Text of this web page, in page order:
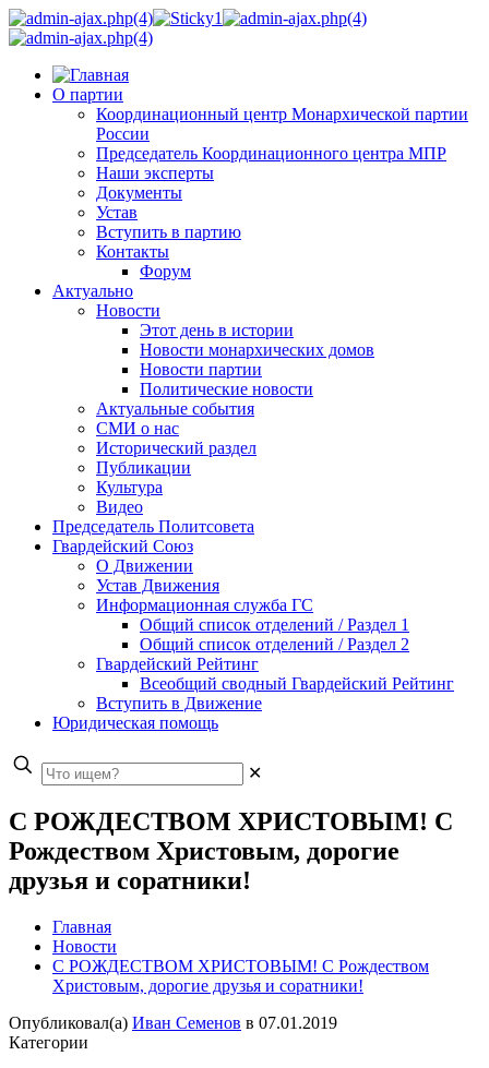
О партии
Координационный центр Монархической партии
России
Председатель Координационного центра МПР
Наши эксперты
Документы
Устав
Вступить в партию
Контакты
Форум
Актуально
Новости
Этот день в истории
Новости монархических домов
Новости партии
Политические новости
Актуальные события
СМИ о нас
Исторический раздел
Публикации
Культура
Видео
Председатель Политсовета
Гвардейский Союз
О Движении
Устав Движения
Информационная служба ГС
Общий список отделений / Раздел 1
Общий список отделений / Раздел 2
Гвардейский Рейтинг
Всеобщий сводный Гвардейский Рейтинг
Вступить в Движение
Юридическая помощь
✕
C РОЖДЕСТВОМ ХРИСТОВЫМ! С
Рождеством Христовым, дорогие
друзья и соратники!
Главная
Новости
C РОЖДЕСТВОМ ХРИСТОВЫМ! С Рождеством
Христовым, дорогие друзья и соратники!
Опубликовал(а) Иван Семенов в 07.01.2019
Категории